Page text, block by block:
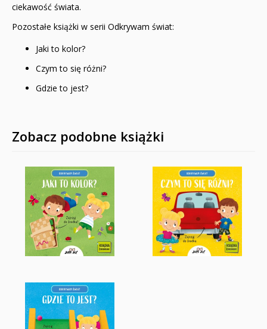
ciekawość świata.
Pozostałe książki w serii Odkrywam świat:
Jaki to kolor?
Czym to się różni?
Gdzie to jest?
Zobacz podobne książki